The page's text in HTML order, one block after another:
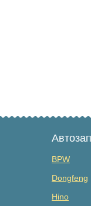
BPW
Dongfeng
Hino